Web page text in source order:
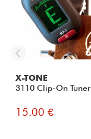
X-TONE
3110 Clip-On Tuner
15.00 €